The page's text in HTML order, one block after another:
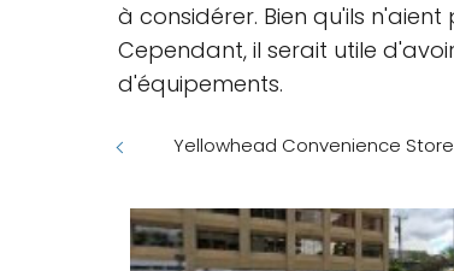
à considérer. Bien qu'ils
Cependant, il serait utile
d'équipements.
Yellowhead Convenience